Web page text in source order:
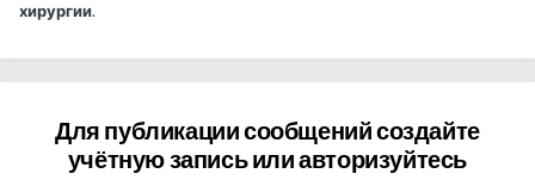
хирургии.
Для публикации сообщений создайте
учётную запись или авторизуйтесь